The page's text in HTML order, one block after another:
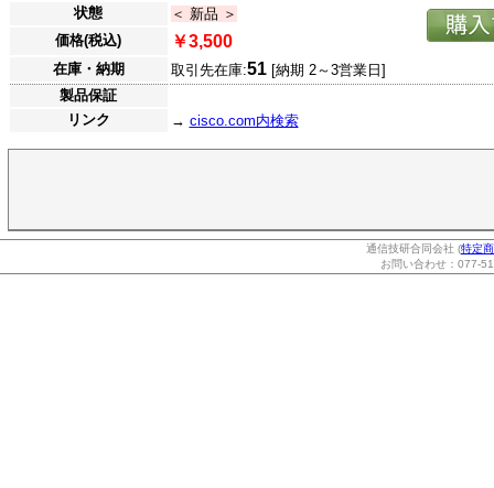
状態
＜ 新品 ＞
価格(税込)
￥3,500
在庫・納期 取引先在庫:51[納期 2～3営業日]
製品保証
リンク
→ cisco.com内検索
通信技研合同会社 (特定
お問い合わせ：077-